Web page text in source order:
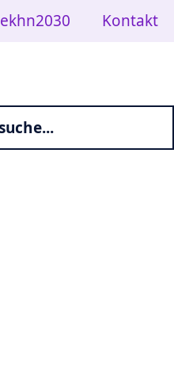
ekhn2030 Kontakt